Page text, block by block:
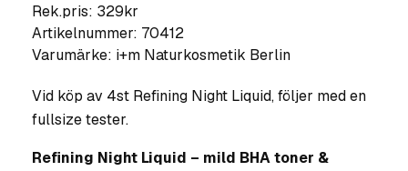
Rek.pris: 329kr
Artikelnummer: 70412
Varumärke: i+m Naturkosmetik Berlin
Vid köp av 4st Refining Night Liquid, följer med en
fullsize tester.
Refining Night Liquid – mild BHA toner &